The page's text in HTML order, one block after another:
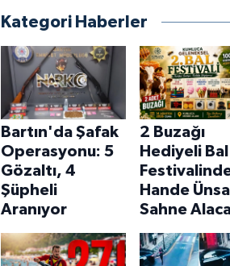
Kategori Haberler
Bartın'da Şafak
Operasyonu: 5
Gözaltı, 4
Şüpheli
Aranıyor
2 Buzağı
Hediyeli Bal
Hande Ünsal
Sahne